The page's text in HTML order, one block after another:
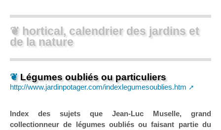
❦ hortical, calendrier des jardins et
de la nature
❦ Légumes oubliés ou particuliers
http://www.jardinpotager.com/indexlegumesoublies.htm
Index des sujets que Jean-Luc Muselle, grand
collectionneur de légumes oubliés ou faisant partie du